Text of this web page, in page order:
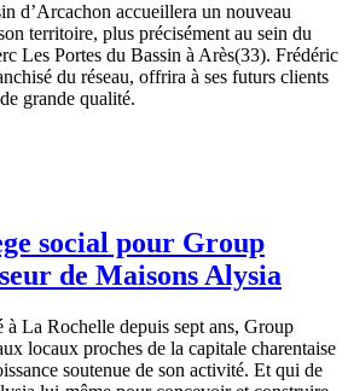
d’Arcachon accueillera un nouveau
territoire, plus précisément au sein du
Les Portes du Bassin à Arès(33). Frédéric
du réseau, offrira à ses futurs clients
grande qualité.
social pour Group
de Maisons Alysia
La Rochelle depuis sept ans, Group
locaux proches de la capitale charentaise
soutenue de son activité. Et qui de